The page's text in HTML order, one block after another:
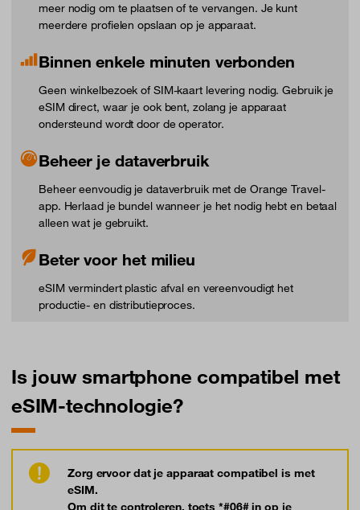
meer nodig om te plaatsen of te vervangen. Je kunt
meerdere profielen opslaan op je apparaat.
Binnen enkele minuten verbonden
Geen winkelbezoek of SIM-kaart levering nodig. Gebruik je
eSIM direct, waar je ook bent, zolang je apparaat
ondersteund wordt door de operator.
Beheer je dataverbruik
Beheer eenvoudig je dataverbruik met de Orange Travel-
app. Herlaad je bundel wanneer je het nodig hebt en betaal
alleen wat je gebruikt.
Beter voor het milieu
eSIM vermindert plastic afval en vereenvoudigt het
productie- en distributieproces.
Is jouw smartphone compatibel met
eSIM-technologie?
Zorg ervoor dat je apparaat compatibel is met
eSIM.
Om dit te controleren, toets *#06# in op je